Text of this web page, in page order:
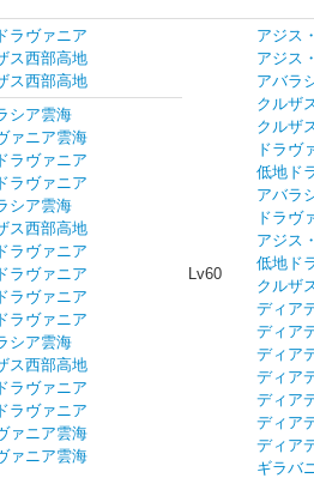
ラヴァニア
ス西部高地
ス西部高地
シア雲海
ァニア雲海
ラヴァニア
ラヴァニア
シア雲海
ス西部高地
ラヴァニア
ラヴァニア
ラヴァニア
ラヴァニア
シア雲海
ス西部高地
ラヴァニア
ラヴァニア
ァニア雲海
ァニア雲海
Lv60
アジス
アジス
アバラ
クルザ
クルザ
ドラヴ
低地ド
アバラ
ドラヴ
アジス
低地ド
クルザ
ディア
ディア
ディア
ディア
ディア
ディア
ディア
ギラバ